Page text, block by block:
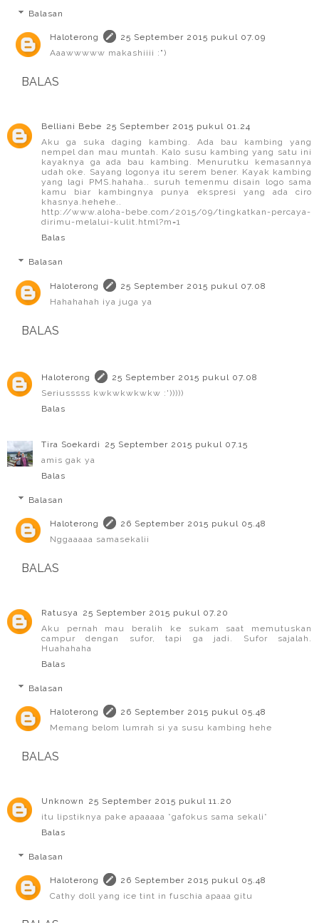
Balasan
Haloterong
25 September 2015 pukul 07.09
Aaawwwww makashiiii :")
BALAS
Belliani Bebe 25 September 2015 pukul 01.24
Aku ga suka daging kambing. Ada bau kambing yang
nempel dan mau muntah. Kalo susu kambing yang satu ini
kayaknya ga ada bau kambing. Menurutku kemasannya
udah oke. Sayang logonya itu serem bener. Kayak kambing
yang lagi PMS.hahaha.. suruh temenmu disain logo sama
kamu biar kambingnya punya ekspresi yang ada ciro
khasnya.hehehe..
http://www.aloha-bebe.com/2015/09/tingkatkan-percaya-
dirimu-melalui-kulit.html?m=1
Balas
Balasan
Haloterong
25 September 2015 pukul 07.08
Hahahahah iya juga ya
BALAS
Haloterong
25 September 2015 pukul 07.08
Seriusssss kwkwkwkwkw :')))))
Balas
Tira Soekardi
25 September 2015 pukul 07.15
amis gak ya
Balas
Balasan
Haloterong
26 September 2015 pukul 05.48
Nggaaaaa samasekalii
BALAS
Ratusya
25 September 2015 pukul 07.20
Aku pernah mau beralih ke sukam saat memutuskan
campur dengan sufor, tapi ga jadi. Sufor sajalah.
Huahahaha
Balas
Balasan
Haloterong
26 September 2015 pukul 05.48
Memang belom lumrah si ya susu kambing hehe
BALAS
Unknown
25 September 2015 pukul 11.20
itu lipstiknya pake apaaaaa *gafokus sama sekali*
Balas
Balasan
Haloterong
26 September 2015 pukul 05.48
Cathy doll yang ice tint in fuschia apaaa gitu